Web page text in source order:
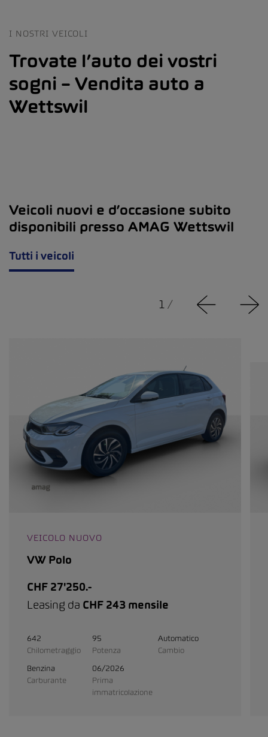
I NOSTRI VEICOLI
Trovate l’auto dei vostri
sogni – Vendita auto a
Wettswil
Veicoli nuovi e d’occasione subito
disponibili presso AMAG Wettswil
Tutti i veicoli
1 /
VEICOLO NUOVO
VW Polo
CHF 27'250.-
Leasing da CHF 243 mensile
642
Chilometraggio
95
Potenza
Automatico
Cambio
Benzina
Carburante
06/2026
Prima
immatricolazione